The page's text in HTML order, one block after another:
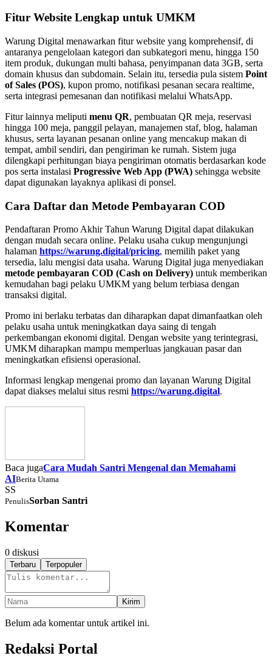
Fitur Website Lengkap untuk UMKM
Warung Digital menawarkan fitur website yang komprehensif, di
antaranya pengelolaan kategori dan subkategori menu, hingga 150
item produk, dukungan multi bahasa, penyimpanan data 3GB, serta
domain khusus dan subdomain. Selain itu, tersedia pula sistem Point
of Sales (POS), kupon promo, notifikasi pesanan secara realtime,
serta integrasi pemesanan dan notifikasi melalui WhatsApp.
Fitur lainnya meliputi menu QR, pembuatan QR meja, reservasi
hingga 100 meja, panggil pelayan, manajemen staf, blog, halaman
khusus, serta layanan pesanan online yang mencakup makan di
tempat, ambil sendiri, dan pengiriman ke rumah. Sistem juga
dilengkapi perhitungan biaya pengiriman otomatis berdasarkan kode
pos serta instalasi Progressive Web App (PWA) sehingga website
dapat digunakan layaknya aplikasi di ponsel.
Cara Daftar dan Metode Pembayaran COD
Pendaftaran Promo Akhir Tahun Warung Digital dapat dilakukan
dengan mudah secara online. Pelaku usaha cukup mengunjungi
halaman https://warung.digital/pricing, memilih paket yang
tersedia, lalu mengisi data usaha. Warung Digital juga menyediakan
metode pembayaran COD (Cash on Delivery) untuk memberikan
kemudahan bagi pelaku UMKM yang belum terbiasa dengan
transaksi digital.
Promo ini berlaku terbatas dan diharapkan dapat dimanfaatkan oleh
pelaku usaha untuk meningkatkan daya saing di tengah
perkembangan ekonomi digital. Dengan website yang terintegrasi,
UMKM diharapkan mampu memperluas jangkauan pasar dan
meningkatkan efisiensi operasional.
Informasi lengkap mengenai promo dan layanan Warung Digital
dapat diakses melalui situs resmi https://warung.digital.
Baca jugaCara Mudah Santri Mengenal dan Memahami
AIBerita Utama
SS
PenulisSorban Santri
Komentar
0 diskusi
Terbaru Terpopuler
Kirim
Belum ada komentar untuk artikel ini.
Redaksi Portal